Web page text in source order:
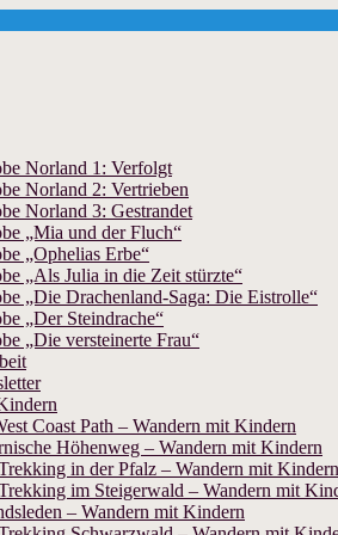
Norland 1: Verfolgt
Norland 2: Vertrieben
Norland 3: Gestrandet
„Mia und der Fluch“
„Ophelias Erbe“
„Als Julia in die Zeit stürzte“
„Die Drachenland-Saga: Die Eistrolle“
„Der Steindrache“
„Die versteinerte Frau“
Coast Path – Wandern mit Kindern
Höhenweg – Wandern mit Kindern
in der Pfalz – Wandern mit Kindern
im Steigerwald – Wandern mit
– Wandern mit Kindern